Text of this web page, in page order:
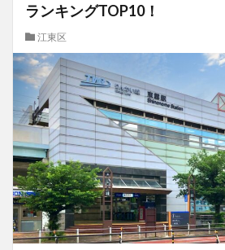
ランキングTOP10！
江東区